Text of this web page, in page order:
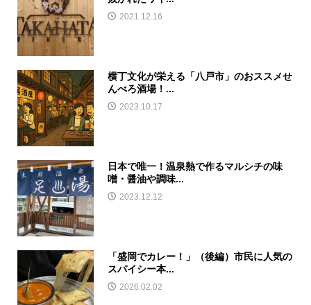
2021.12.16
横丁文化が栄える「八戸市」のおススメせ
んべろ酒場！...
2023.10.17
日本で唯一！温泉熱で作るマルシチの味
噌・醤油や調味...
2023.12.12
「盛岡でカレー！」（後編）市民に人気の
スパイシー本...
2026.02.02